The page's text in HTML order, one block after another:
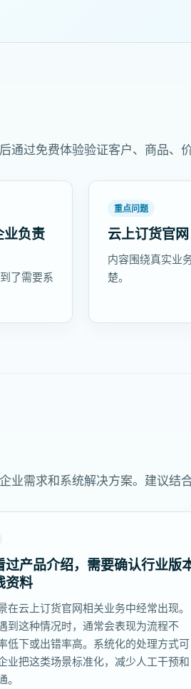
过免费体验验证客户、商品、
业负责
了需要系
重点问题
云上订货官网
内容围绕真实业
楚。
需求和系统解决方案。建议结
过产品介绍，需要确认行业版
资料
在云上订货官网相关业务中经常出现。
到这种情况时，通常会表现为流程不
低下或出错率高。系统化的处理方式可
业把这类场景标准化，减少人工干预和
。